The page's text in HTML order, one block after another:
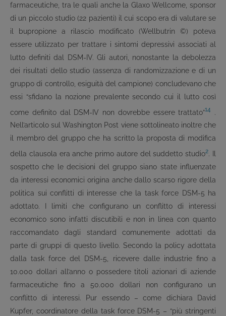
farmaceutiche, tra le quali anche la Glaxo Wellcome, sponsor
di un piccolo studio (22 pazienti) il cui scopo era di valutare se
il bupropione a rilascio modificato (Wellbutrin ©) poteva
essere utilizzato per trattare i sintomi depressivi associati al
lutto definiti dal DSM-IV. Gli autori, nonostante la debolezza
dei risultati dello studio (assenza di randomizzazione e di un
gruppo di controllo, esiguità del campione) concludevano che
essi “sfidano la nozione prevalente secondo cui il lutto così
come definito dal DSM-IV non dovrebbe essere trattato”14
.
Nell’articolo sul Washington Post viene sottolineato inoltre che
il membro del gruppo che ha scritto la proposta di modifica
della clausola era anche primo autore del suddetto studio2. Il
sospetto che le decisioni del gruppo siano state influenzate
da interessi economici origina anche dallo scarso rigore della
politica sui conflitti di interesse che la task force DSM-5 ha
adottato. I limiti che configurano un conflitto di interessi
economico sono infatti discutibili e non in linea con quanto
raccomandato dagli standard comunemente adottati da
parte di gruppi di questo livello. Secondo la policy adottata
dalla task force del DSM-5, ricevere dalle industrie fino a
10.000 dollari all’anno o possedere titoli azionari di aziende
farmaceutiche fino a 50.000 dollari non configurano un
conflitto di interessi. Pur essendo – come dichiara David
Kupfer, coordinatore della task force DSM-5 – “più stringenti